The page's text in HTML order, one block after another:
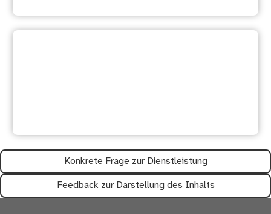
Konkrete Frage zur Dienstleistung
Feedback zur Darstellung des Inhalts